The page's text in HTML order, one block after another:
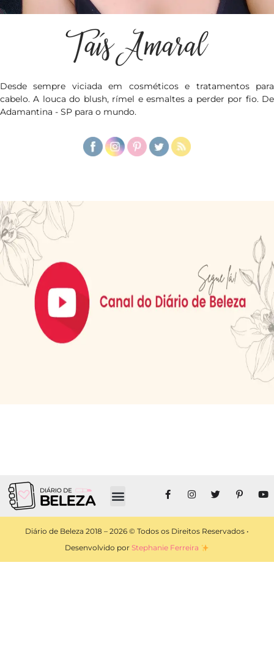
Desde sempre viciada em cosméticos e tratamentos para
cabelo. A louca do blush, rímel e esmaltes a perder por fio. De
Adamantina - SP para o mundo.
Diário de Beleza 2018 – 2026 © Todos os Direitos Reservados •
Desenvolvido porStephanie Ferreira